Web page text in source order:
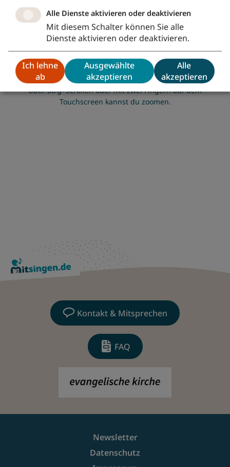
die Ortssuche kannst du dir auch eine bestimmte
Umgebung anzeigen lassen.
Die Karte dient der groben Orientierung. Die
entsprechen nicht den exakten Lebensstationen
der Personen.
Über Strg+Scrollen oder mit zwei Fingern auf dem
Touchscreen kannst du zoomen.
Kontakt & Mitsprechen
FAQ
Newsletter
Datenschutz
Alle Dienste aktivieren oder deaktivieren
Mit diesem Schalter können Sie alle
Dienste aktivieren oder deaktivieren.
Ich lehne
ab
Ausgewählte
akzeptieren
Alle
akzeptieren